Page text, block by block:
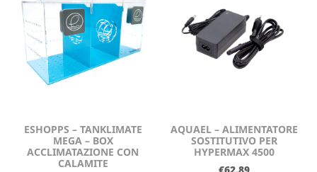
ESHOPPS – TANKLIMATE
MEGA – BOX
ACCLIMATAZIONE CON
CALAMITE
AQUAEL – ALIMENTATORE
SOSTITUTIVO PER
HYPERMAX 4500